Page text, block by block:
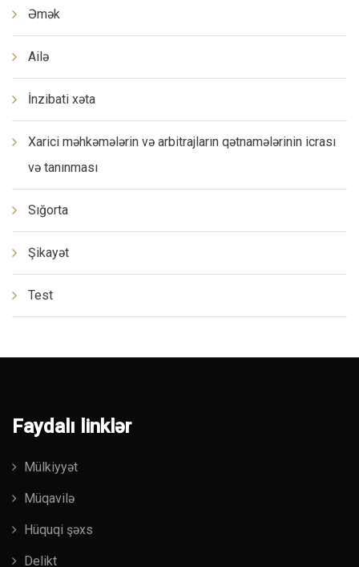
Əmək
Ailə
İnzibati xəta
Xarici məhkəmələrin və arbitrajların qətnamələrinin icrası
və tanınması
Sığorta
Şikayət
Test
Faydalı linklər
Mülkiyyət
Müqavilə
Hüquqi şəxs
Delikt